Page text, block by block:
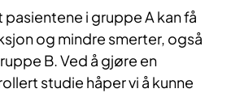
i gruppe A kan få
og mindre smerter, også
B. Ved å gjøre en
studie håper vi å kunne